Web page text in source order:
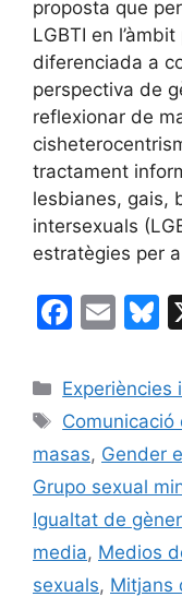
proposta que
LGBTI en
diferenciada a
perspectiva de
reflexionar de
tractament
lesbianes, gais,
intersexuals
estratègies per
F
c
e
b
o
o
k
E
ai
l
e
s
k
y
Categories
Experiències
Etiquetes
Comunicació
masas, Gender
Grupo sexual
Igualtat de
media, Medios
sexuals, Mitjans